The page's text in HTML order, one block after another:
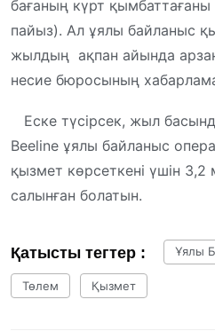
бағаның күрт қымбаттағаны
пайыз). Ал ұялы байланыс
жылдың ақпан айында
несие бюросының
Еске түсірсек, жыл
Beeline ұялы байланыс
қызмет көрсеткені үшін
салынған болатын.
Қатысты тегтер : Ұялы
Төлем Қызмет